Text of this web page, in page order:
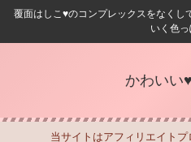
覆面はしこ♥のコンプレックスをなくし
いく色っ
かわいい
当サイトはアフィリエイト